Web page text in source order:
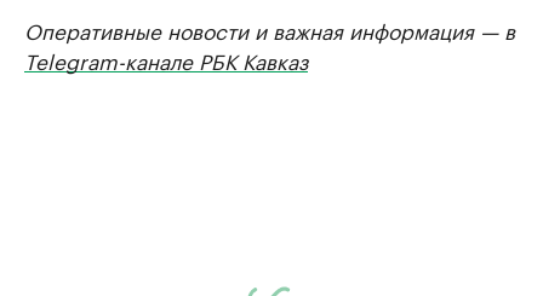
Оперативные новости и важная информация — в
Telegram-канале РБК Кавказ